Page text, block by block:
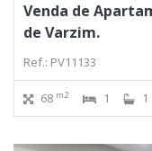
Venda de
de Varzim.
Ref.: PV11133
68 m2 1 1